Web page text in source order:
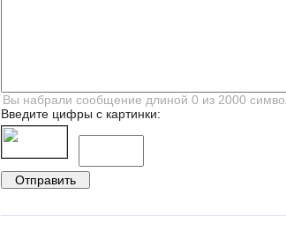
Введите цифры с картинки: